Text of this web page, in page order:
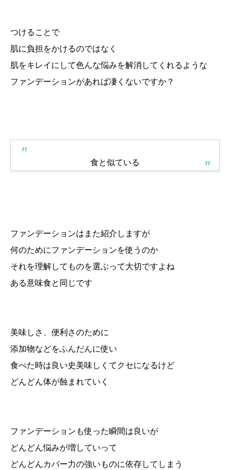
つけることで
肌に負担をかけるのではなく
肌をキレイにして色んな悩みを解消してくれるような
ファンデーションがあれば凄くないですか？
食と似ている
ファンデーションはまた紹介しますが
何のためにファンデーションを使うのか
それを理解してものを選ぶって大切ですよね
ある意味食と同じです
美味しさ、便利さのために
添加物などをふんだんに使い
食べた時は良い史美味しくてクセになるけど
どんどん体が蝕まれていく
ファンデーションも使った瞬間は良いが
どんどん悩みが増していって
どんどんカバー力の強いものに依存してしまう